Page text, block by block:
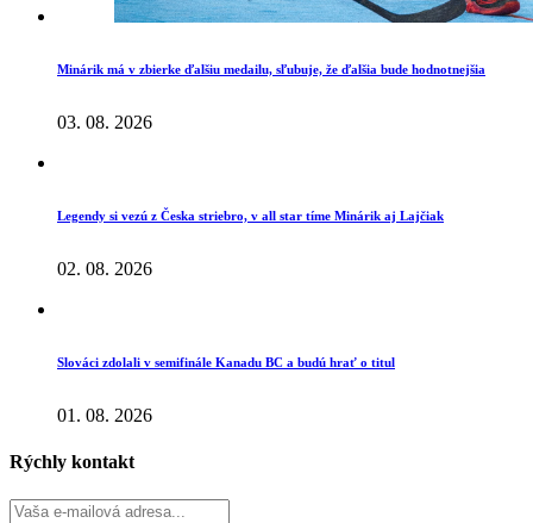
Minárik má v zbierke ďalšiu medailu, sľubuje, že ďalšia bude hodnotnejšia
03. 08. 2026
Legendy si vezú z Česka striebro, v all star tíme Minárik aj Lajčiak
02. 08. 2026
Slováci zdolali v semifinále Kanadu BC a budú hrať o titul
01. 08. 2026
Rýchly kontakt